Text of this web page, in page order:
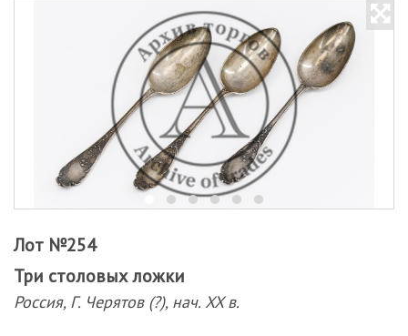
Лот №254
Три столовых ложки
Россия, Г. Черятов (?), нач. XX в.